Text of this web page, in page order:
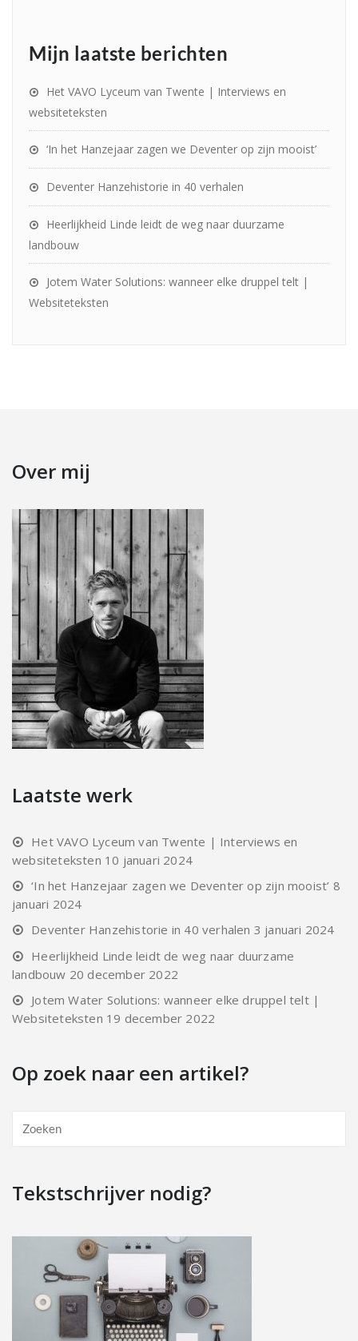
Mijn laatste berichten
Het VAVO Lyceum van Twente | Interviews en
websiteteksten
‘In het Hanzejaar zagen we Deventer op zijn mooist’
Deventer Hanzehistorie in 40 verhalen
Heerlijkheid Linde leidt de weg naar duurzame
landbouw
Jotem Water Solutions: wanneer elke druppel telt |
Websiteteksten
Over mij
Laatste werk
Het VAVO Lyceum van Twente | Interviews en
websiteteksten 10 januari 2024
‘In het Hanzejaar zagen we Deventer op zijn mooist’ 8
januari 2024
Deventer Hanzehistorie in 40 verhalen 3 januari 2024
Heerlijkheid Linde leidt de weg naar duurzame
landbouw 20 december 2022
Jotem Water Solutions: wanneer elke druppel telt |
Websiteteksten 19 december 2022
Op zoek naar een artikel?
Tekstschrijver nodig?